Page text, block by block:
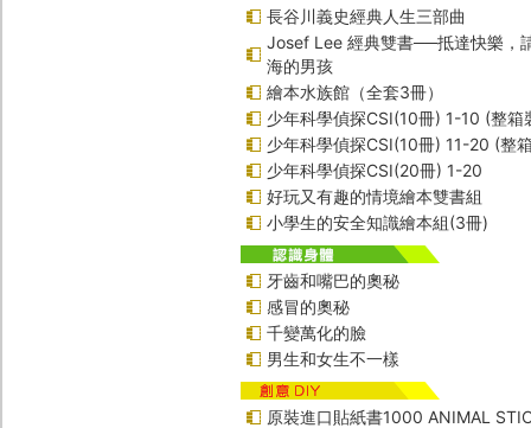
長谷川義史經典人生三部曲
Josef Lee 經典雙書──抵達快樂，
海的男孩
繪本水族館（全套3冊）
少年科學偵探CSI(10冊) 1-10 (整箱
少年科學偵探CSI(10冊) 11-20 (整
少年科學偵探CSI(20冊) 1-20
好玩又有趣的情境繪本雙書組
小學生的安全知識繪本組(3冊)
牙齒和嘴巴的奧秘
感冒的奧秘
千變萬化的臉
男生和女生不一樣
原裝進口貼紙書1000 ANIMAL